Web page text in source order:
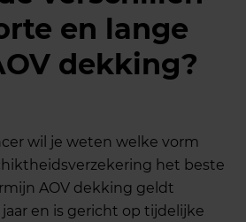
en lange
dekking?
wil je weten welke vorm
het beste
AOV dekking geldt
en is gericht op tijdelijke